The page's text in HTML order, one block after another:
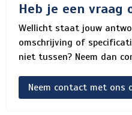
Heb je een vraag
Wellicht staat jouw
omschrijving of
niet tussen? Neem dan
Neem contact met ons